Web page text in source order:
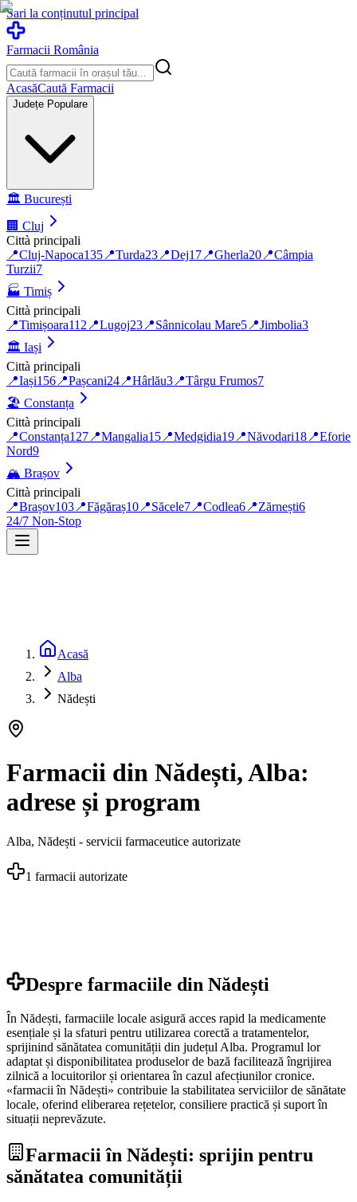
Sari la conținutul principal
Farmacii România
AcasăCaută Farmacii
Județe Populare
🏛️ București
🏢 Cluj
Città principali
📍Cluj-Napoca135 📍Turda23 📍Dej17 📍Gherla20 📍Câmpia
Turzii7
🏭 Timiș
Città principali
📍Timișoara112 📍Lugoj23 📍Sânnicolau Mare5 📍Jimbolia3
🏛️ Iași
Città principali
📍Iași156 📍Pașcani24 📍Hârlău3 📍Târgu Frumos7
🏖️ Constanța
Città principali
📍Constanța127 📍Mangalia15 📍Medgidia19 📍Năvodari18 📍Eforie
Nord9
🏔️ Brașov
Città principali
📍Brașov103 📍Făgăraș10 📍Săcele7 📍Codlea6 📍Zărnești6
24/7 Non-Stop
Acasă
Alba
Nădești
Farmacii din Nădești, Alba:
adrese și program
Alba, Nădești - servicii farmaceutice autorizate
1 farmacii autorizate
Despre farmaciile din Nădești
În Nădești, farmaciile locale asigură acces rapid la medicamente
esențiale și la sfaturi pentru utilizarea corectă a tratamentelor,
sprijinind sănătatea comunității din județul Alba. Programul lor
adaptat și disponibilitatea produselor de bază facilitează îngrijirea
zilnică a locuitorilor și orientarea în cazul afecțiunilor cronice.
«farmacii în Nădești» contribuie la stabilitatea serviciilor de sănătate
locale, oferind eliberarea rețetelor, consiliere practică și suport în
situații neprevăzute.
Farmacii în Nădești: sprijin pentru
sănătatea comunității